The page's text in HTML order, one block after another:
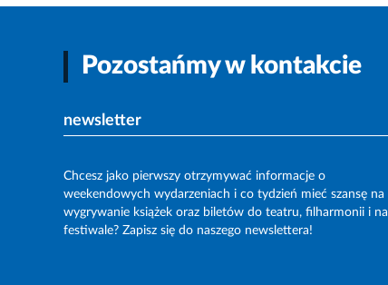
Pozostańmy w kontakcie
newsletter
Chcesz jako pierwszy otrzymywać informacje o
weekendowych wydarzeniach i co tydzień mieć szansę na
wygrywanie książek oraz biletów do teatru, filharmonii i na
festiwale? Zapisz się do naszego newslettera!